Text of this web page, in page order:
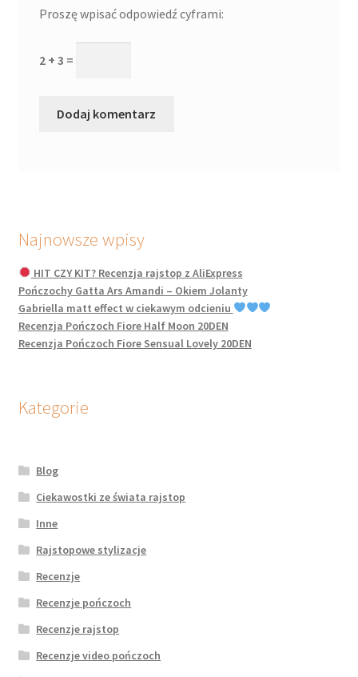
Proszę wpisać odpowiedź cyframi:
2 + 3 =
Najnowsze wpisy
HIT CZY KIT? Recenzja rajstop z AliExpress
Pończochy Gatta Ars Amandi – Okiem Jolanty
Gabriella matt effect w ciekawym odcieniu
Recenzja Pończoch Fiore Half Moon 20DEN
Recenzja Pończoch Fiore Sensual Lovely 20DEN
Kategorie
Blog
Ciekawostki ze świata rajstop
Inne
Rajstopowe stylizacje
Recenzje
Recenzje pończoch
Recenzje rajstop
Recenzje video pończoch